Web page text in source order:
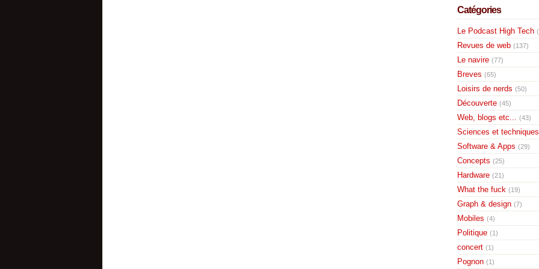
Catégories
Le Podcast High Tech
Revues de web (137)
Le navire (77)
Breves (65)
Loisirs de nerds (50)
Découverte (45)
Web, blogs etc... (43)
Sciences et techniques
Software & Apps (29)
Concepts (25)
Hardware (21)
What the fuck (19)
Graph & design (7)
Mobiles (4)
Politique (1)
concert (1)
Pognon (1)